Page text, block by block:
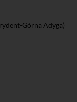
Górna Adyga)